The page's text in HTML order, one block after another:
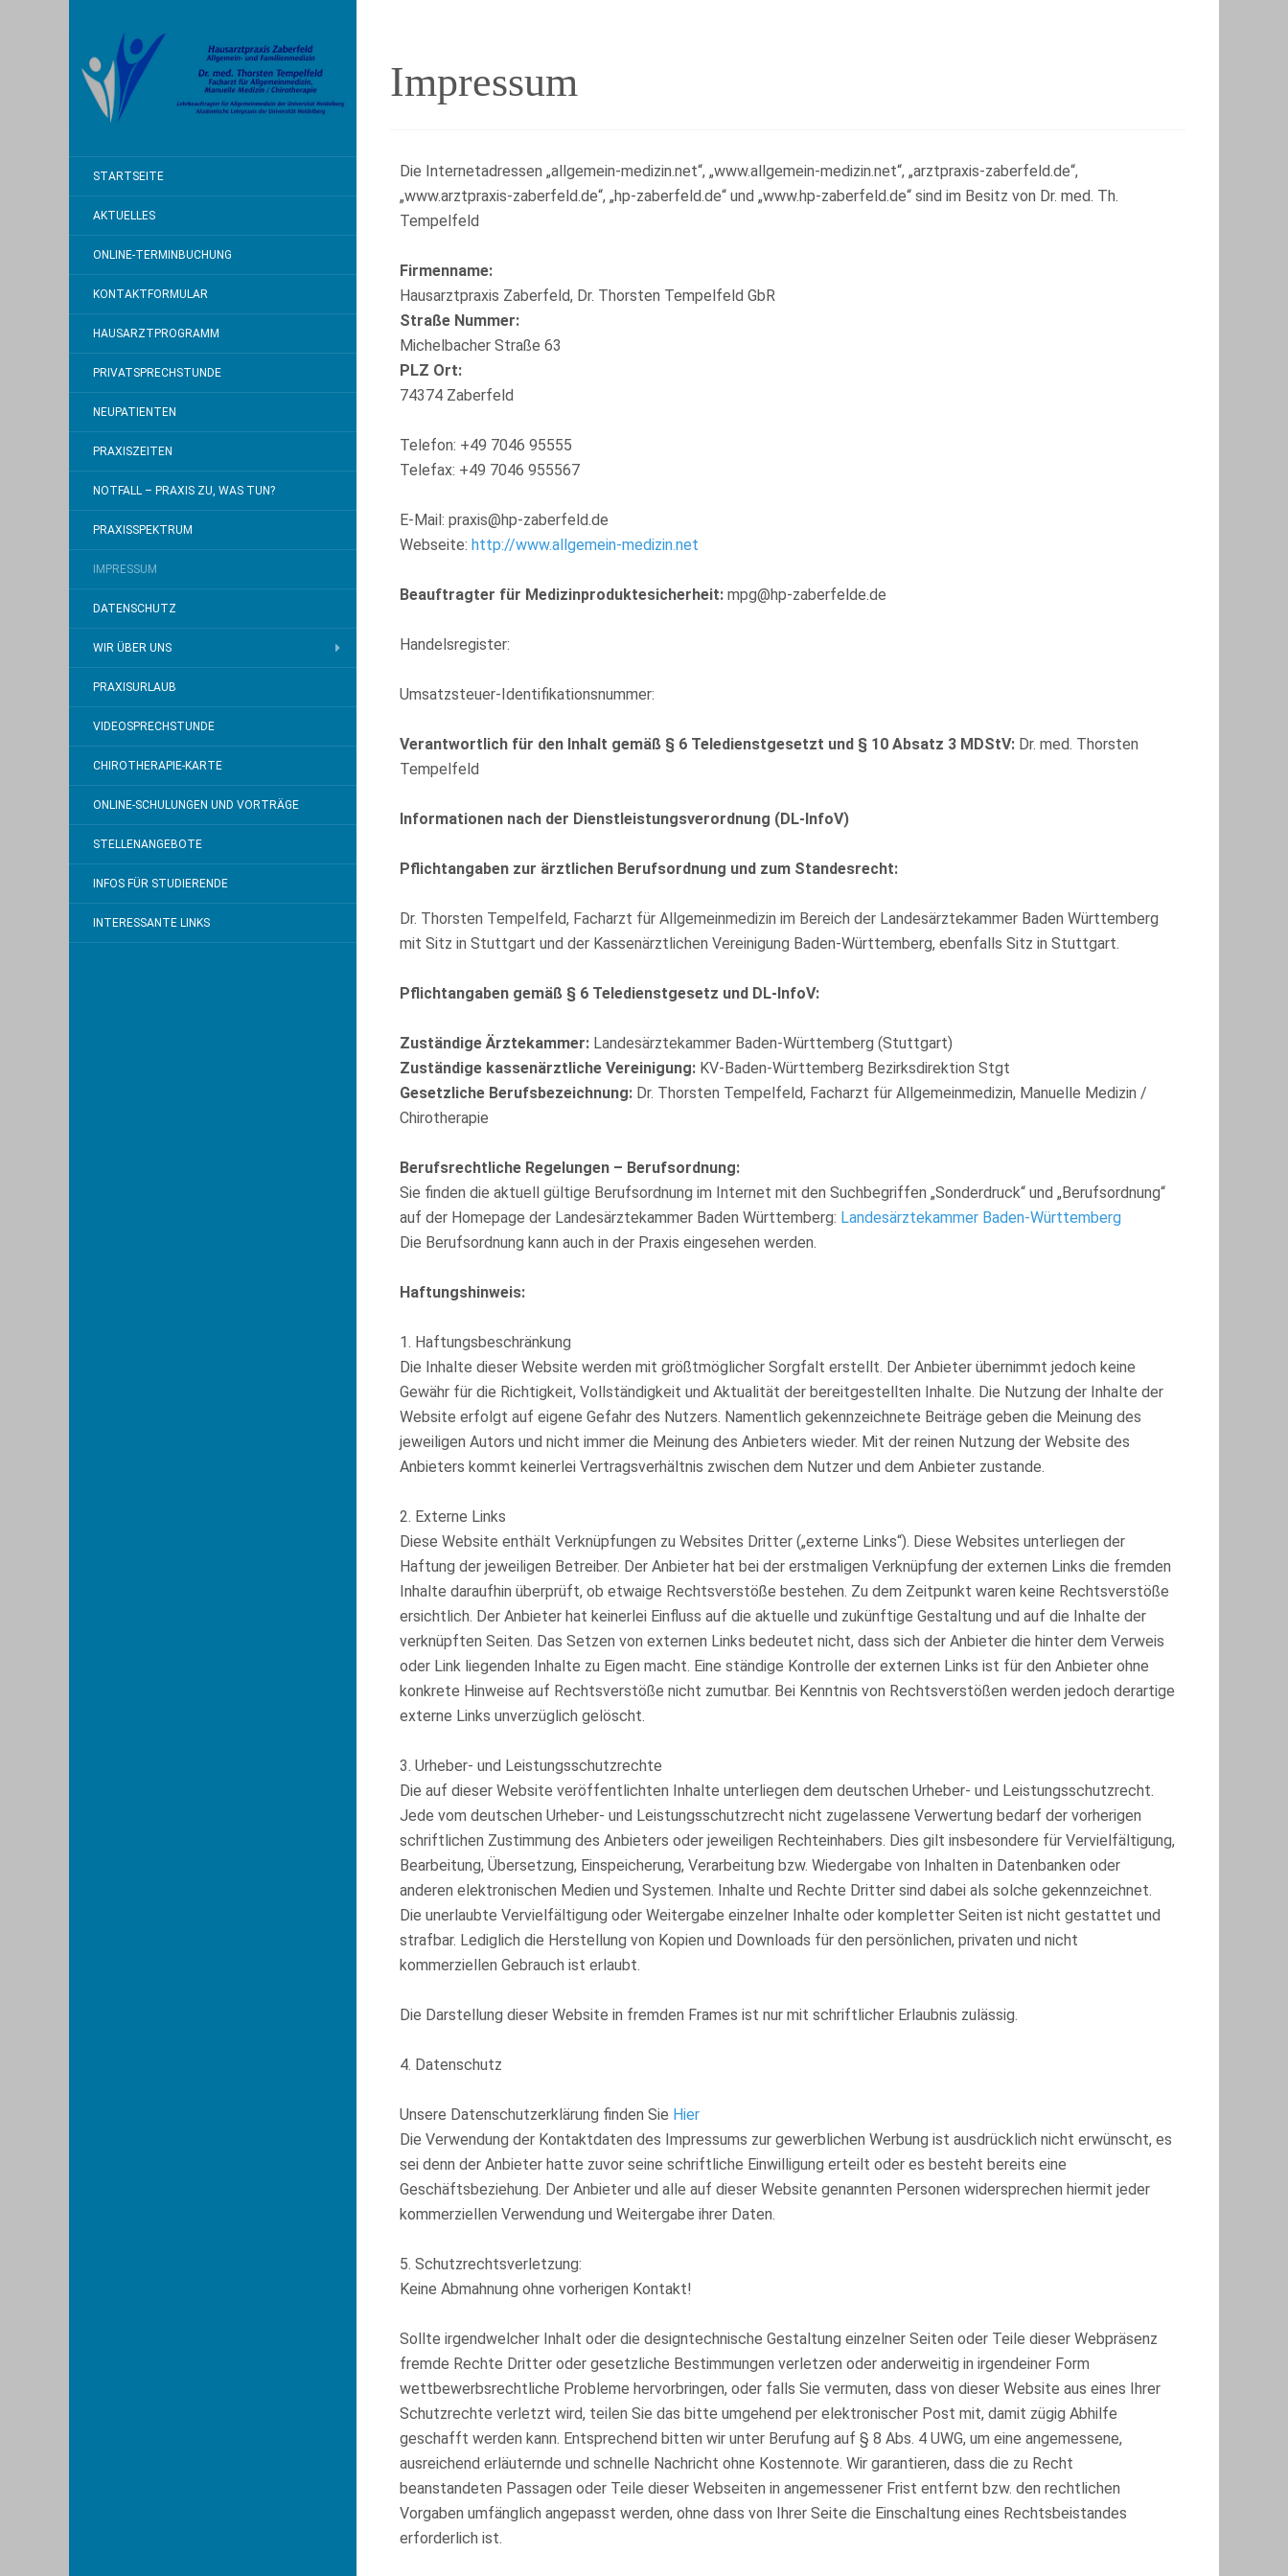
STARTSEITE
AKTUELLES
ONLINE-TERMINBUCHUNG
KONTAKTFORMULAR
HAUSARZTPROGRAMM
PRIVATSPRECHSTUNDE
NEUPATIENTEN
PRAXISZEITEN
NOTFALL – PRAXIS ZU, WAS TUN?
PRAXISSPEKTRUM
IMPRESSUM
DATENSCHUTZ
WIR ÜBER UNS
PRAXISURLAUB
VIDEOSPRECHSTUNDE
CHIROTHERAPIE-KARTE
ONLINE-SCHULUNGEN UND VORTRÄGE
STELLENANGEBOTE
INFOS FÜR STUDIERENDE
INTERESSANTE LINKS
Impressum
Die Internetadressen „allgemein-medizin.net“, „www.allgemein-medizin.net“, „arztpraxis-zaberfeld.de“,
„www.arztpraxis-zaberfeld.de“, „hp-zaberfeld.de“ und „www.hp-zaberfeld.de“ sind im Besitz von Dr. med. Th.
Tempelfeld
Firmenname:
Hausarztpraxis Zaberfeld, Dr. Thorsten Tempelfeld GbR
Straße Nummer:
Michelbacher Straße 63
PLZ Ort:
74374 Zaberfeld
Telefon: +49 7046 95555
Telefax: +49 7046 955567
E-Mail: praxis@hp-zaberfeld.de
Webseite: http://www.allgemein-medizin.net
Beauftragter für Medizinproduktesicherheit: mpg@hp-zaberfelde.de
Handelsregister:
Umsatzsteuer-Identifikationsnummer:
Verantwortlich für den Inhalt gemäß § 6 Teledienstgesetzt und § 10 Absatz 3 MDStV: Dr. med. Thorsten
Tempelfeld
Informationen nach der Dienstleistungsverordnung (DL-InfoV)
Pflichtangaben zur ärztlichen Berufsordnung und zum Standesrecht:
Dr. Thorsten Tempelfeld, Facharzt für Allgemeinmedizin im Bereich der Landesärztekammer Baden Württemberg
mit Sitz in Stuttgart und der Kassenärztlichen Vereinigung Baden-Württemberg, ebenfalls Sitz in Stuttgart.
Pflichtangaben gemäß § 6 Teledienstgesetz und DL-InfoV:
Zuständige Ärztekammer: Landesärztekammer Baden-Württemberg (Stuttgart)
Zuständige kassenärztliche Vereinigung: KV-Baden-Württemberg Bezirksdirektion Stgt
Gesetzliche Berufsbezeichnung: Dr. Thorsten Tempelfeld, Facharzt für Allgemeinmedizin, Manuelle Medizin /
Chirotherapie
Berufsrechtliche Regelungen – Berufsordnung:
Sie finden die aktuell gültige Berufsordnung im Internet mit den Suchbegriffen „Sonderdruck“ und „Berufsordnung“
auf der Homepage der Landesärztekammer Baden Württemberg: Landesärztekammer Baden-Württemberg
Die Berufsordnung kann auch in der Praxis eingesehen werden.
Haftungshinweis:
1. Haftungsbeschränkung
Die Inhalte dieser Website werden mit größtmöglicher Sorgfalt erstellt. Der Anbieter übernimmt jedoch keine
Gewähr für die Richtigkeit, Vollständigkeit und Aktualität der bereitgestellten Inhalte. Die Nutzung der Inhalte der
Website erfolgt auf eigene Gefahr des Nutzers. Namentlich gekennzeichnete Beiträge geben die Meinung des
jeweiligen Autors und nicht immer die Meinung des Anbieters wieder. Mit der reinen Nutzung der Website des
Anbieters kommt keinerlei Vertragsverhältnis zwischen dem Nutzer und dem Anbieter zustande.
2. Externe Links
Diese Website enthält Verknüpfungen zu Websites Dritter („externe Links“). Diese Websites unterliegen der
Haftung der jeweiligen Betreiber. Der Anbieter hat bei der erstmaligen Verknüpfung der externen Links die fremden
Inhalte daraufhin überprüft, ob etwaige Rechtsverstöße bestehen. Zu dem Zeitpunkt waren keine Rechtsverstöße
ersichtlich. Der Anbieter hat keinerlei Einfluss auf die aktuelle und zukünftige Gestaltung und auf die Inhalte der
verknüpften Seiten. Das Setzen von externen Links bedeutet nicht, dass sich der Anbieter die hinter dem Verweis
oder Link liegenden Inhalte zu Eigen macht. Eine ständige Kontrolle der externen Links ist für den Anbieter ohne
konkrete Hinweise auf Rechtsverstöße nicht zumutbar. Bei Kenntnis von Rechtsverstößen werden jedoch derartige
externe Links unverzüglich gelöscht.
3. Urheber- und Leistungsschutzrechte
Die auf dieser Website veröffentlichten Inhalte unterliegen dem deutschen Urheber- und Leistungsschutzrecht.
Jede vom deutschen Urheber- und Leistungsschutzrecht nicht zugelassene Verwertung bedarf der vorherigen
schriftlichen Zustimmung des Anbieters oder jeweiligen Rechteinhabers. Dies gilt insbesondere für Vervielfältigung,
Bearbeitung, Übersetzung, Einspeicherung, Verarbeitung bzw. Wiedergabe von Inhalten in Datenbanken oder
anderen elektronischen Medien und Systemen. Inhalte und Rechte Dritter sind dabei als solche gekennzeichnet.
Die unerlaubte Vervielfältigung oder Weitergabe einzelner Inhalte oder kompletter Seiten ist nicht gestattet und
strafbar. Lediglich die Herstellung von Kopien und Downloads für den persönlichen, privaten und nicht
kommerziellen Gebrauch ist erlaubt.
Die Darstellung dieser Website in fremden Frames ist nur mit schriftlicher Erlaubnis zulässig.
4. Datenschutz
Unsere Datenschutzerklärung finden Sie Hier
Die Verwendung der Kontaktdaten des Impressums zur gewerblichen Werbung ist ausdrücklich nicht erwünscht, es
sei denn der Anbieter hatte zuvor seine schriftliche Einwilligung erteilt oder es besteht bereits eine
Geschäftsbeziehung. Der Anbieter und alle auf dieser Website genannten Personen widersprechen hiermit jeder
kommerziellen Verwendung und Weitergabe ihrer Daten.
5. Schutzrechtsverletzung:
Keine Abmahnung ohne vorherigen Kontakt!
Sollte irgendwelcher Inhalt oder die designtechnische Gestaltung einzelner Seiten oder Teile dieser Webpräsenz
fremde Rechte Dritter oder gesetzliche Bestimmungen verletzen oder anderweitig in irgendeiner Form
wettbewerbsrechtliche Probleme hervorbringen, oder falls Sie vermuten, dass von dieser Website aus eines Ihrer
Schutzrechte verletzt wird, teilen Sie das bitte umgehend per elektronischer Post mit, damit zügig Abhilfe
geschafft werden kann. Entsprechend bitten wir unter Berufung auf § 8 Abs. 4 UWG, um eine angemessene,
ausreichend erläuternde und schnelle Nachricht ohne Kostennote. Wir garantieren, dass die zu Recht
beanstandeten Passagen oder Teile dieser Webseiten in angemessener Frist entfernt bzw. den rechtlichen
Vorgaben umfänglich angepasst werden, ohne dass von Ihrer Seite die Einschaltung eines Rechtsbeistandes
erforderlich ist.